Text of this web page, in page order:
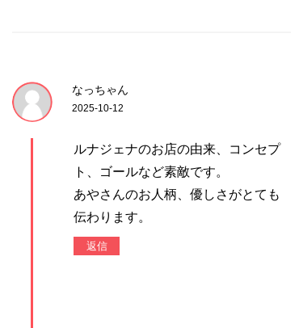
なっちゃん
2025-10-12
ルナジェナのお店の由来、コンセプ
ト、ゴールなど素敵です。
あやさんのお人柄、優しさがとても
伝わります。
返信